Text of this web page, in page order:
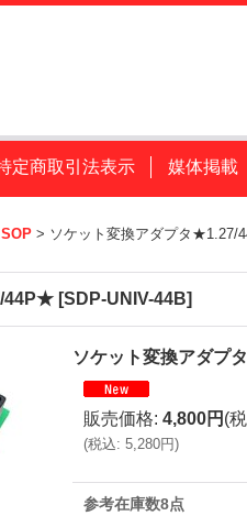
定商取引法表示 媒体掲載
> ソケット変換アダプタ★1.27/
44P★ [SDP-UNIV-44B]
ソケット変換アダプ
販売価格: 4,800円 (
(税込: 5,280円)
参考在庫数8点